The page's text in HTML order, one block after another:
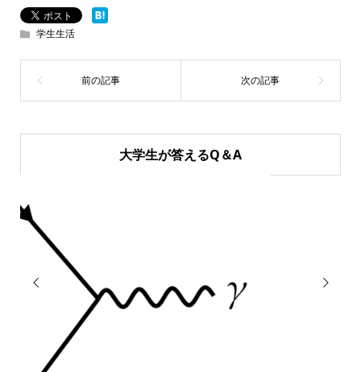
学生生活
大学生が答えるQ＆A
 